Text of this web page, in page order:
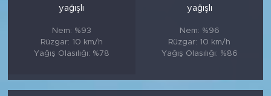
yağışlı
Nem: %93
Rüzgar: 10 km/h
Yağış Olasılığı: %78
yağışlı
Nem: %96
Rüzgar: 10 km/h
Yağış Olasılığı: %86